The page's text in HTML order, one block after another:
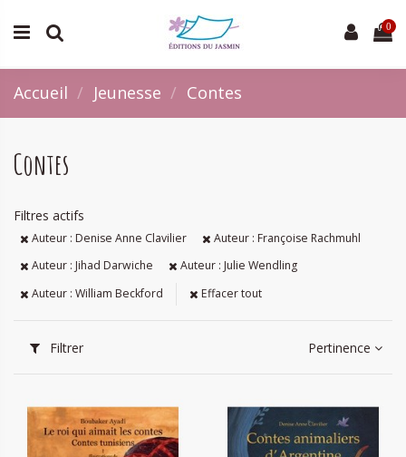
0
Accueil Jeunesse Contes
Contes
Filtres actifs
Auteur : Denise Anne Clavilier
Auteur : Françoise Rachmuhl
Auteur : Jihad Darwiche
Auteur : Julie Wendling
Auteur : William Beckford
Effacer tout
Filtrer Pertinence